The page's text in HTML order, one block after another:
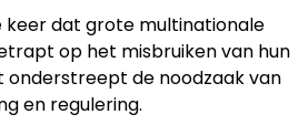
keer dat grote multinationale
op het misbruiken van hun
onderstreept de noodzaak van
en regulering.